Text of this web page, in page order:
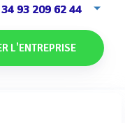
93 209 62 44
L'ENTREPRISE